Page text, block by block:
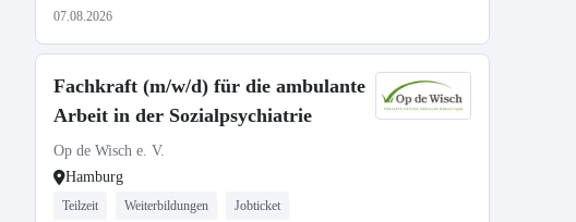
07.08.2026
Fachkraft (m/w/d) für die ambulante
Arbeit in der Sozialpsychiatrie
Op de Wisch e. V.
Hamburg
Teilzeit Weiterbildungen Jobticket